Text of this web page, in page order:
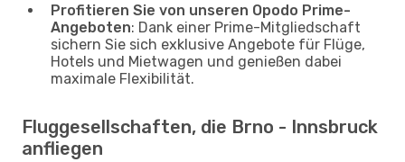
Profitieren Sie von unseren Opodo Prime-
Angeboten: Dank einer Prime-Mitgliedschaft
sichern Sie sich exklusive Angebote für Flüge,
Hotels und Mietwagen und genießen dabei
maximale Flexibilität.
Fluggesellschaften, die Brno - Innsbruck
anfliegen